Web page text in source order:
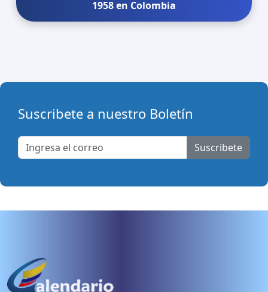
1958 en Colombia
Suscribete a nuestro Boletín
Suscribete